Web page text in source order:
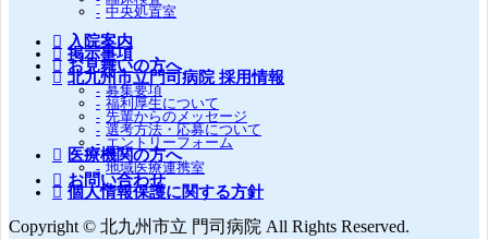
中央処置室
入院案内
掲示事項
お見舞いの方へ
北九州市立門司病院 採用情報
募集要項
福利厚生について
先輩からのメッセージ
選考方法・応募について
エントリーフォーム
医療機関の方へ
地域医療連携室
お問い合わせ
個人情報保護に関する方針
Copyright © 北九州市立 門司病院 All Rights Reserved.